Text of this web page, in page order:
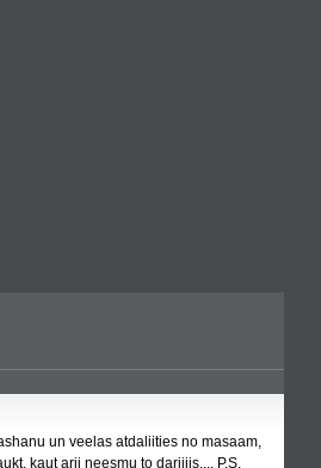
un veelas atdaliities no masaam,
kaut arii neesmu to dariijis.... P.S.